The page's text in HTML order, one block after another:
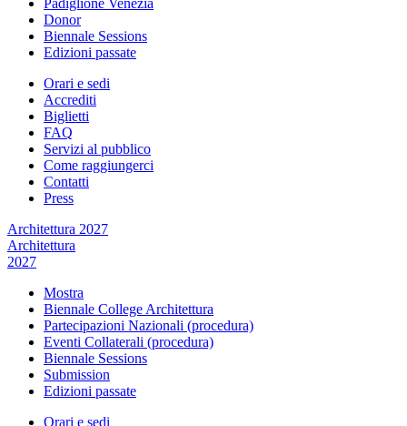
Donor
Biennale Sessions
Edizioni passate
Orari e sedi
Accrediti
Biglietti
FAQ
Servizi al pubblico
Come raggiungerci
Contatti
Press
Architettura 2027
Architettura
2027
Mostra
Biennale College Architettura
Partecipazioni Nazionali (procedura)
Eventi Collaterali (procedura)
Biennale Sessions
Submission
Edizioni passate
Orari e sedi